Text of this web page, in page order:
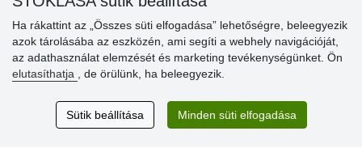
Vásárlók
értékelése
Excellent service
Thank you.
Ha rákattint az „Összes süti elfogadása” lehetőségre, beleegyezik
azok tárolásába az eszközén, ami segíti a webhely navigációját,
az adathasználat elemzését és marketing tevékenységünket. Ön
elutasíthatja
, de örülünk, ha beleegyezik.
Sütik beállítása Minden süti elfogadása